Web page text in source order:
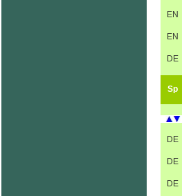
EN
EN
DE
Sp
DE
DE
DE